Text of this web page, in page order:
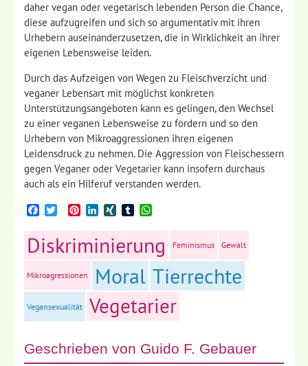
daher vegan oder vegetarisch lebenden Person die Chance,
diese aufzugreifen und sich so argumentativ mit ihren
Urhebern auseinanderzusetzen, die in Wirklichkeit an ihrer
eigenen Lebensweise leiden.
Durch das Aufzeigen von Wegen zu Fleischverzicht und
veganer Lebensart mit möglichst konkreten
Unterstützungsangeboten kann es gelingen, den Wechsel
zu einer veganen Lebensweise zu fördern und so den
Urhebern von Mikroaggressionen ihren eigenen
Leidensdruck zu nehmen. Die Aggression von Fleischessern
gegen Veganer oder Vegetarier kann insofern durchaus
auch als ein Hilferuf verstanden werden.
Facebook
TwitterPinterestLinkedIn
XING Tumblr
Diskriminierung Feminismus Gewalt
Mikroagressionen Moral Tierrechte
Vegansexualität Vegetarier
Geschrieben von Guido F. Gebauer